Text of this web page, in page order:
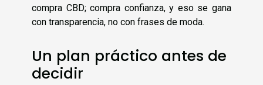
compra CBD; compra confianza, y eso se gana
con transparencia, no con frases de moda.
Un plan práctico antes de
decidir